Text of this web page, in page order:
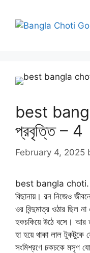
content
best
প্রবৃত্তি – 4
February 4, 2025
best bangla choti.
বিছানায়। রন নিজেও
ওর বিন্দুমাত্র ওঠার ছিল
হকচকিয়ে উঠে বসে। আর
হা হয়ে থাকা লাল টুকটুকে
সংমিশ্রণে চকচকে মসৃণ